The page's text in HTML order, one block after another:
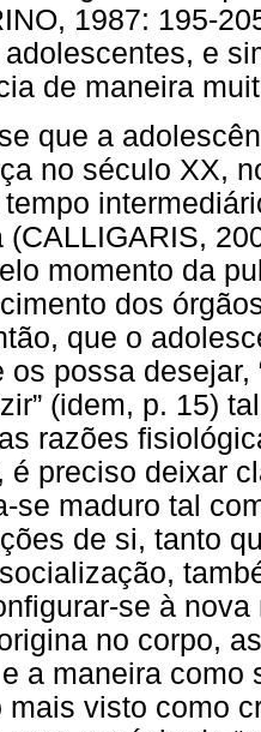
1987: 195-
e
de maneira
que a
no século XX,
(CALLIGARIS,
momento da
dos
que o
os possa
(idem, p. 15)
razões
é preciso deixar
se maduro tal
de si, tanto
se à
no corpo,
a maneira como
mais visto como